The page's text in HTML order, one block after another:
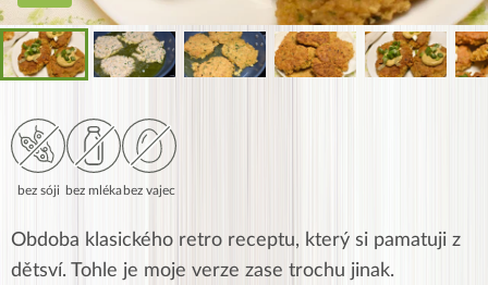
bez sóji bez mlékabez vajec
Obdoba klasického retro receptu, který si pamatuji z
dětsví. Tohle je moje verze zase trochu jinak.